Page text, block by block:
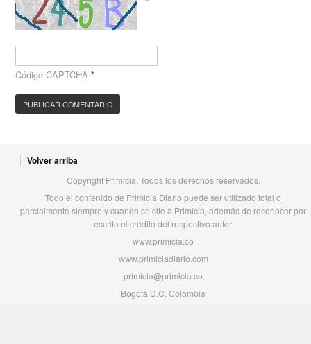
Código CAPTCHA *
Volver arriba
Copyright Primicia. Todos los derechos reservados.
Todo el contenido de Primicia Diario puede ser utilizado total o
parcialmente siempre y cuando se cite a Primicia, además de reconocer por
escrito el crédito del respectivo autor.
www.primicia.co
www.primiciadiario.com
primicia@primicia.co
Bogotá D.C. Colombia